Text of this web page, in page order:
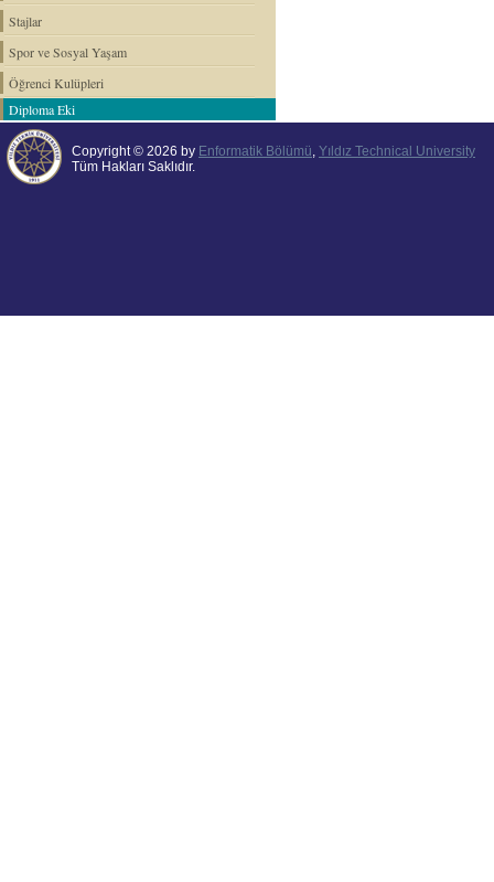
Stajlar
Spor ve Sosyal Yaşam
Öğrenci Kulüpleri
Diploma Eki
Copyright © 2026 by Enformatik Bölümü, Yıldız Technical University
Tüm Hakları Saklıdır.